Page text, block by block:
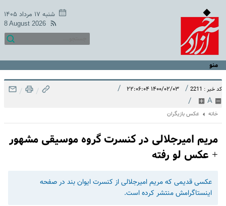
شنبه ۱۷ مرداد ۱۴۰۵
8 August 2026
منو
کد خبر : 2211 / ۱۴۰۰/۰۲/۰۳ ۲۲:۰۶:۰۴ /
A
/
/
/
خانه عکس بازیگران
مریم امیرجلالی در کنسرت گروه موسیقی مشهور
+ عکس لو رفته
عکسی قدیمی که مریم امیرجلالی از کنسرت ایوان بند در صفحه
اینستاگرامش منتشر کرده است.